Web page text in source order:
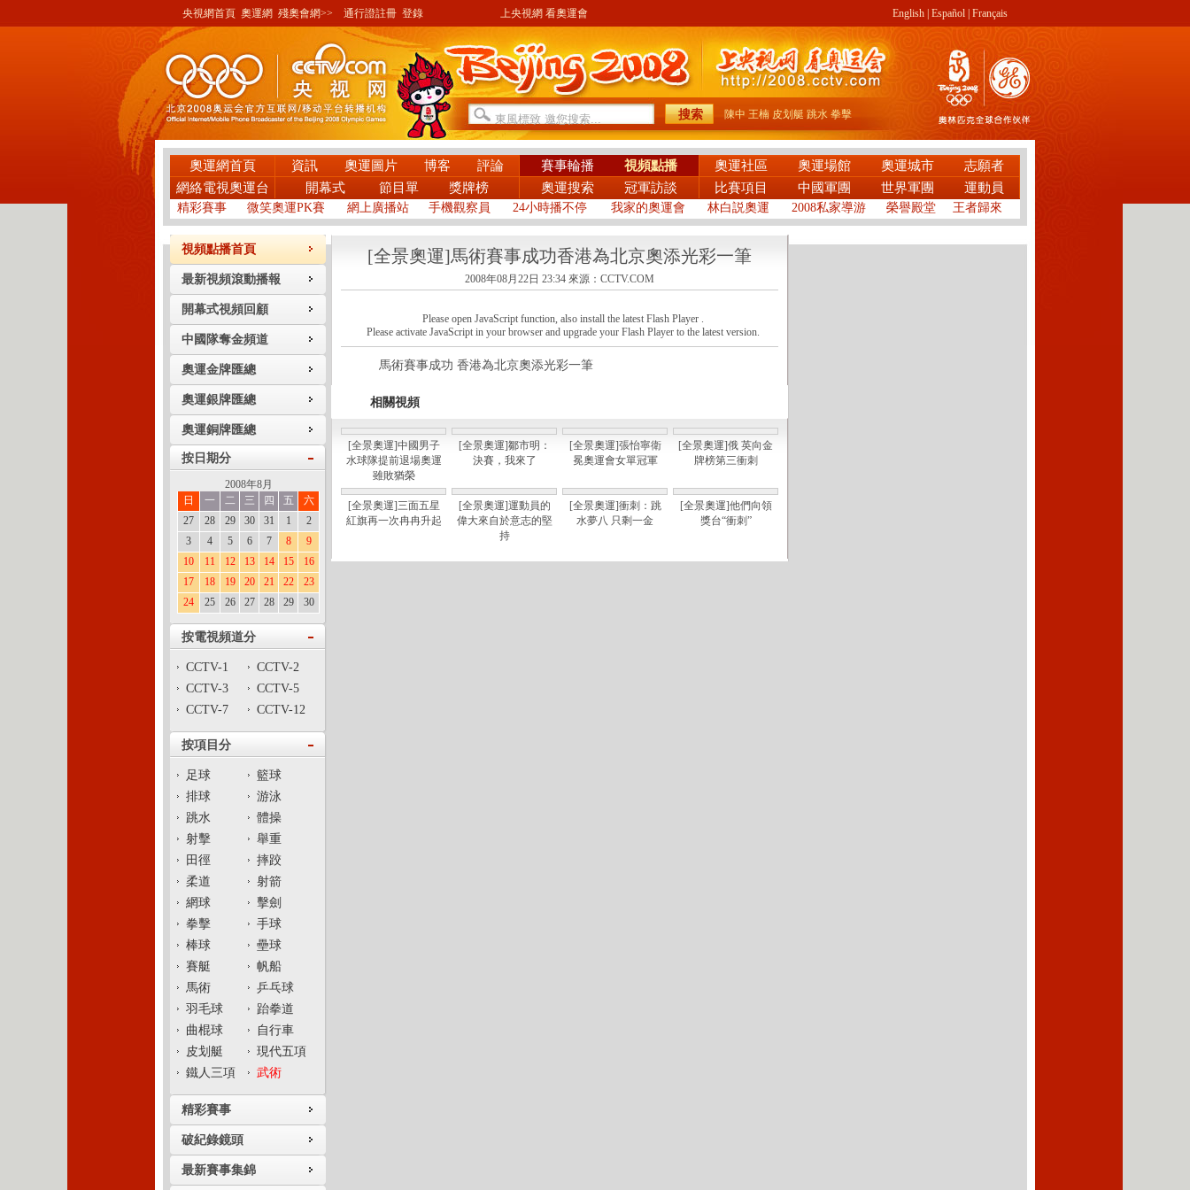
央視網首頁 奧運網 殘奧會網>> 通行證註冊 登錄 上央視網 看奧運會 English Español Français
陳中 王楠 皮划艇 跳水 拳擊
奧運網首頁 資訊 奧運圖片 博客 評論 賽事輪播 視頻點播 奧運社區 奧運場館 奧運城市
志願者
網絡電視奧運台
開幕式 節目單 獎牌榜 奧運搜索 冠軍訪談 比賽項目 中國軍團 世界軍團 運動員
精彩賽事 微笑奧運PK賽 網上廣播站 手機觀察員 24小時播不停 我家的奧運會 林白説奧運 2008私家導游 榮譽殿堂 王者歸來
視頻點播首頁
最新視頻滾動播報
開幕式視頻回顧
中國隊奪金頻道
奧運金牌匯總
奧運銀牌匯總
奧運銅牌匯總
按日期分
2008年8月
日
一 二 三 四 五
六
27
28 29 30 31 1
2
3
4 5 6 7 8
9
10
11 12 13 14 15
16
17
18 19 20 21 22
23
24
25 26 27 28 29 30
按電視頻道分
CCTV-1
CCTV-2
CCTV-3
CCTV-5
CCTV-7
CCTV-12
按項目分
足球
籃球
排球
游泳
跳水
體操
射擊
舉重
田徑
摔跤
柔道
射箭
網球
擊劍
拳擊
手球
棒球
壘球
賽艇
帆船
馬術
乒乓球
羽毛球
跆拳道
曲棍球
自行車
皮划艇
現代五項
鐵人三項
武術
精彩賽事
破紀錄鏡頭
最新賽事集錦
[全景奧運]馬術賽事成功香港為北京奧添光彩一筆
2008年08月22日 23:34 來源：CCTV.COM
Please open JavaScript function, also install the latest Flash Player .
Please activate JavaScript in your browser and upgrade your Flash Player to the latest version.
馬術賽事成功 香港為北京奧添光彩一筆
相關視頻
[全景奧運]中國男子
水球隊提前退場奧運
雖敗猶榮
[全景奧運]鄒市明：
決賽，我來了
[全景奧運]張怡寧衛
冕奧運會女單冠軍
[全景奧運]俄 英向金
牌榜第三衝刺
[全景奧運]三面五星
紅旗再一次冉冉升起
[全景奧運]運動員的
偉大來自於意志的堅
持
[全景奧運]衝刺：跳
水夢八 只剩一金
[全景奧運]他們向領
獎台“衝刺”